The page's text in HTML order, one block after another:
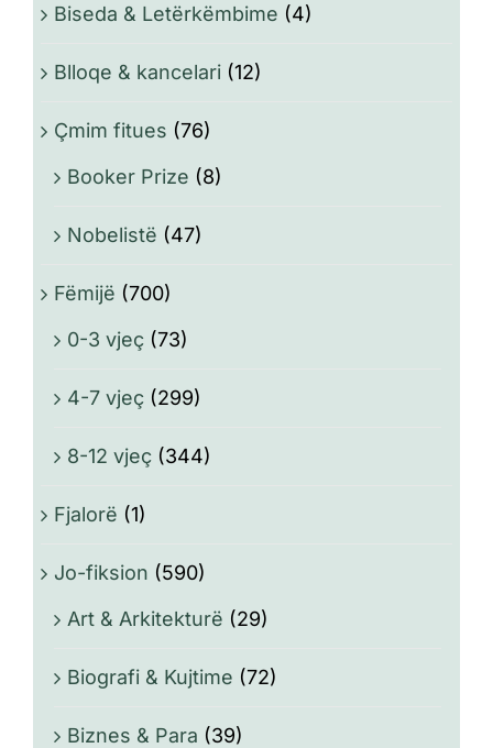
Biseda & Letërkëmbime (4)
Blloqe & kancelari (12)
Çmim fitues (76)
Booker Prize (8)
Nobelistë (47)
Fëmijë (700)
0-3 vjeç (73)
4-7 vjeç (299)
8-12 vjeç (344)
Fjalorë (1)
Jo-fiksion (590)
Art & Arkitekturë (29)
Biografi & Kujtime (72)
Biznes & Para (39)